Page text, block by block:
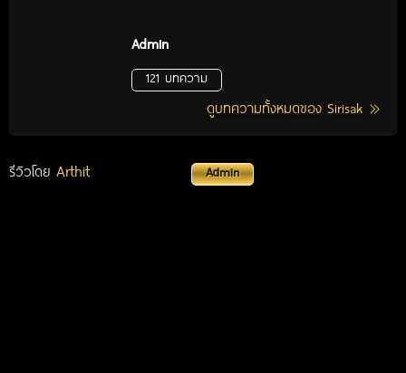
Admin
121 บทความ
ดูบทความทั้งหมดของ Sirisak
รีวิวโดย Arthit Admin